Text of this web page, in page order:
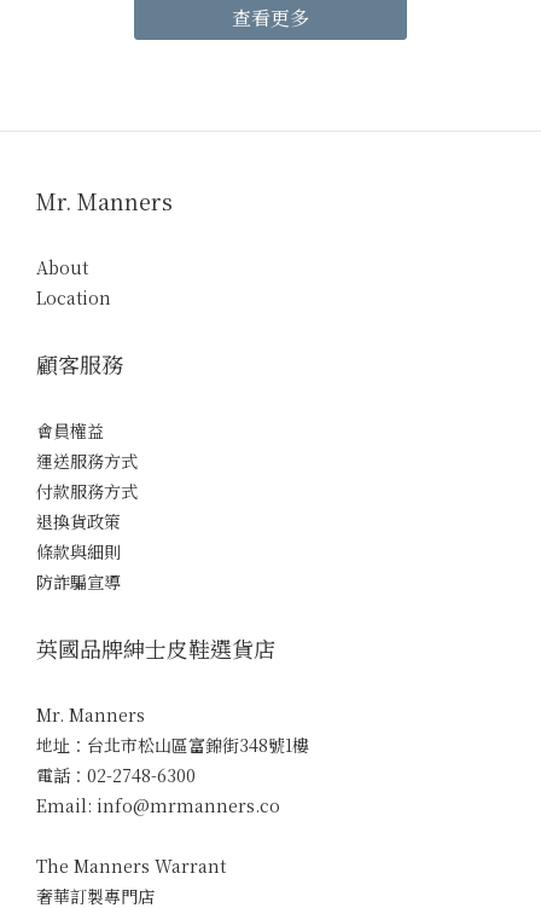
「瘋狂」，我們往義大利轉身。 先說一件讓人皺眉的事：英國製造
的成本這幾年漲得有點誇張，誇張到那個成衣零售價快接近訂製
中意外挖到一家很有意思的供應商，招牌上寫著「British
是英國經典老牌的幕後推手，許多我們熟悉的英國品牌都是出自他
Manners 量身打造的組合。 經典英倫，也要適合台灣賣了這麼
多年扎實厚重的英倫服飾，Manners 也不得不承認：台灣的氣候真
大利頂級輕薄面料，總算可以讓經典英倫的骨架， 穿上更適合台灣
的皮膚。 四十度高溫下的採購初心 六月的採購之旅，頂著巴黎超過
精湛的品牌與單品，算是苦中作樂的最佳證明。 Manners 的採購
原則從來沒變過：Craftsmanship, Classic and
Contemporary。 一件一件慢慢選，一季一季慢慢堆疊，只希望
台灣的男裝市場能多一點選擇， 讓台灣男生的穿著,能有更多種可
能。 新品準備登場，Manners 已經有點等不及了。 剩下那些等不
急想跟你們分享的品牌，就留到下一篇慢慢聊！ PART 2 見！
查看更多
Mr. Manners
About
Location
顧客服務
會員權益
運送服務方式
付款服務方式
退換貨政策
條款與細則
防詐騙宣導
英國品牌紳士皮鞋選貨店
Mr. Manners
地址：台北市松山區富錦街348號1樓
電話：02-2748-6300
Email: info@mrmanners.co
The Manners Warrant
奢華訂製專門店